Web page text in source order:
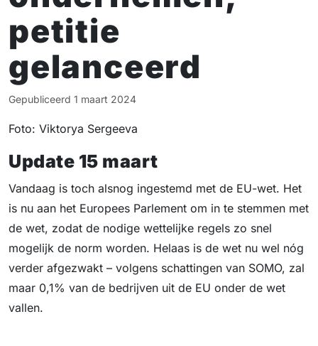
petitie
gelanceerd
Gepubliceerd 1 maart 2024
Foto: Viktorya Sergeeva
Update 15 maart
Vandaag is toch alsnog ingestemd met de EU-wet. Het
is nu aan het Europees Parlement om in te stemmen met
de wet, zodat de nodige wettelijke regels zo snel
mogelijk de norm worden. Helaas is de wet nu wel nóg
verder afgezwakt – volgens schattingen van SOMO, zal
maar 0,1% van de bedrijven uit de EU onder de wet
vallen.